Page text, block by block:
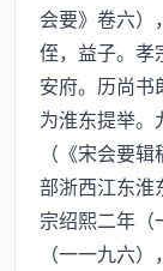
会要》卷六）
侄，益子。孝
安府。历尚书
为淮东提举。
（《宋会要
部浙西江东淮
宗绍熙二年（
（一一九六